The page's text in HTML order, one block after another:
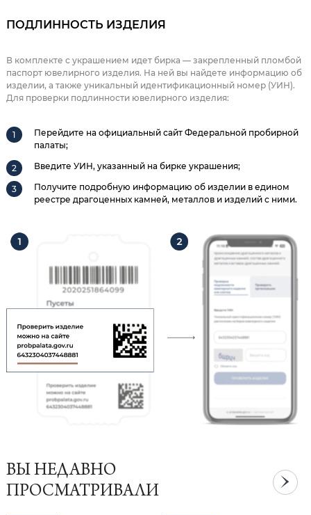
ПОДЛИННОСТЬ ИЗДЕЛИЯ
В комплекте с украшением идет бирка — закрепленный пломбой
паспорт ювелирного изделия. На ней вы найдете информацию об
изделии, а также уникальный идентификационный номер (УИН).
Для проверки подлинности ювелирного изделия:
Перейдите на официальный сайт Федеральной пробирной
палаты;
Введите УИН, указанный на бирке украшения;
Получите подробную информацию об изделии в едином
реестре драгоценных камней, металлов и изделий с ними.
ВЫ НЕДАВНО
ПРОСМАТРИВАЛИ